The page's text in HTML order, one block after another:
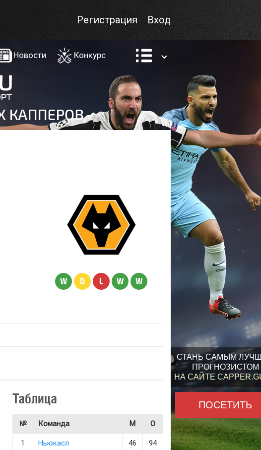
СТАНЬ САМЫМ
ПРОГНОЗИСТОМ
НА САЙТЕ
ПОСЕТИТЬ
Вход
Регистрация
Новости Конкурс
W D L W W
Таблица
№ Команда М О
1 Ньюкасл 46 94